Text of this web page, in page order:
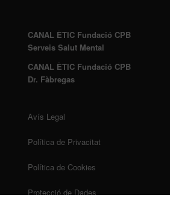
CANAL ÈTIC Fundació CPB
Serveis Salut Mental
CANAL ÈTIC Fundació CPB
Dr. Fàbregas
Avís Legal
Política de Privacitat
Política de Cookies
Protecció de Dades